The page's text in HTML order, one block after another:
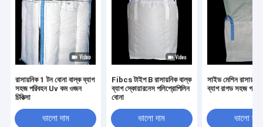
রাসায়নিক 1 টন বোনা বাল্ক ব্যাগ
সহজ পরিবহন Uv কম ওজন
চিকিত্সা
ভালো দাম
Fibcs টাইপ B রাসায়নিক বাল্ক
ব্যাগ স্কোয়ারনেস পলিপ্রোপিলিন
বোনা
ভালো দাম
সাইড মেশিন
ব্যাগ রাগড সহজ গঠন
ভালো দাম